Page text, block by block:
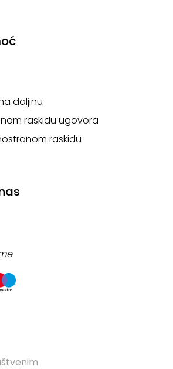
daljinu
raskidu ugovora
raskidu